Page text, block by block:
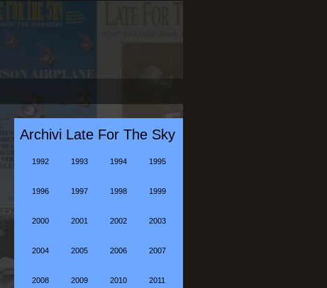
Archivi Late For The Sky
1992 1993 1994 1995
1996 1997 1998 1999
2000 2001 2002 2003
2004 2005 2006 2007
2008 2009 2010 2011